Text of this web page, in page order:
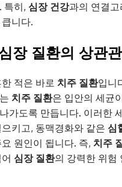
특히, 심장 건강과의 연결고
니다.
장 질환의 상관관
적은 바로 치주 질환입니
치주 질환은 입안의 세균
가도록 만듭니다. 이러한
키고, 동맥경화와 같은 심
원인이 됩니다. 즉, 치주
심장 질환의 강력한 위험